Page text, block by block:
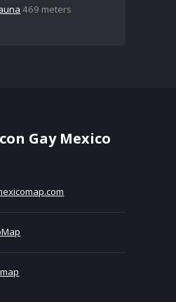
469 meters
Gay Mexico